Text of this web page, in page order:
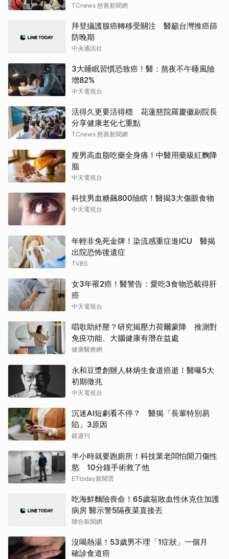
TCnews 慈善新聞網
拜登攝護腺癌轉移受關注 醫籲台灣推癌篩
防晚期
中央通訊社
3大睡眠習慣恐致癌！醫：熬夜不午睡風險
增82%
中天電視台
活得久更要活得穩 花蓮慈院羅慶徽副院長
分享健康老化七重點
TCnews 慈善新聞網
瘦男高血脂吃藥全身痛！中醫用藥級紅麴降
脂
中天電視台
科技男血糖飆800險瞎！醫揭3大傷眼食物
中天電視台
年輕非免死金牌！染流感重症進ICU 醫揭
出院恐怖後遺症
TVBS
女3年罹2癌！醫警告：愛吃3食物恐載得肝
癌
中天電視台
唱歌助紓壓？研究揭壓力荷爾蒙降 推測對
免疫功能、大腦健康有潛在益處
健康醫療網
永和豆漿創辦人林炳生食道癌逝！醫曝5大
初期徵兆
中天電視台
沉迷AI短劇看不停？ 醫揭「長輩特別易
陷」3原因
鏡週刊
半小時就要跑廁所！科技業老闆怕開刀傷性
慾 10分鐘手術救了他
ETtoday新聞雲
吃海鮮麵險喪命！65歲翁敗血性休克住加護
病房 醫示警5隔夜菜直接丟
聯合新聞網
沒喝熱湯！53歲男不理「1症狀」一個月
確診食道癌